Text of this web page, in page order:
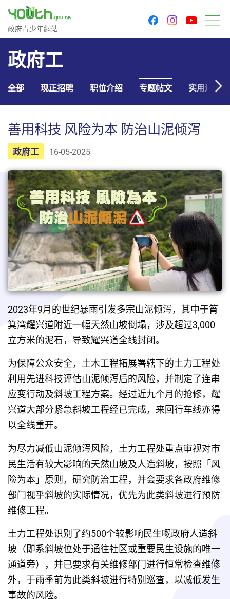
政府青少年网站
政府青少年網站
facebookinstagram
政府工
全部 现正招聘 职位介绍 专题帖文 实用连结
善用科技 风险为本 防治山泥倾泻
政府工 16-05-2025
2023年9月的世纪暴雨引发多宗山泥倾泻，其中于筲
箕湾耀兴道附近一幅天然山坡倒塌，涉及超过3,000
立方米的泥石，导致耀兴道全线封闭。
为保障公众安全，土木工程拓展署辖下的土力工程处
利用先进科技评估山泥倾泻后的风险，并制定了连串
应变行动及斜坡工程方案。经过近九个月的抢修，耀
兴道大部分紧急斜坡工程经已完成，来回行车线亦得
以全线重开。
为尽力减低山泥倾泻风险，土力工程处重点审视对市
民生活有较大影响的天然山坡及人造斜坡，按照「风
险为本」原则，研究防治工程，并会要求各政府维修
部门视乎斜坡的实际情况，优先为此类斜坡进行预防
维修工程。
土力工程处识别了约500个较影响民生嘅政府人造斜
坡（即系斜坡位处于通往社区或重要民生设施的唯一
通道旁），并已要求有关维修部门进行恒常检查维修
外，于雨季前为此类斜坡进行特别巡查，以减低发生
事故的风险。